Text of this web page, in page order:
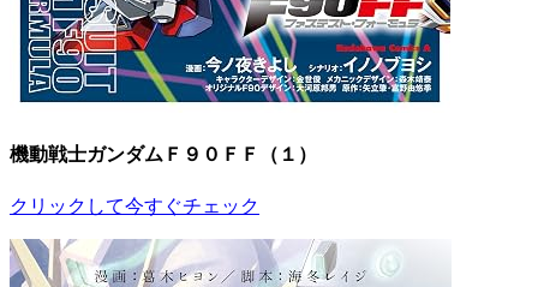
機動戦士ガンダムＦ９０ＦＦ（１）
クリックして今すぐチェック